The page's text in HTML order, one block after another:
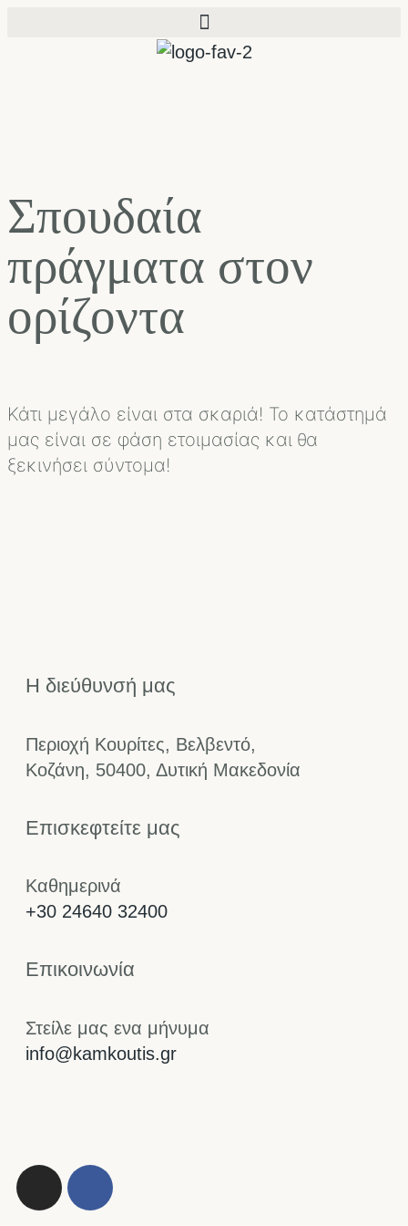
Σπουδαία
πράγματα στον
ορίζοντα
Κάτι μεγάλο είναι στα σκαριά! Το κατάστημά
μας είναι σε φάση ετοιμασίας και θα
ξεκινήσει σύντομα!
Η διεύθυνσή μας
Περιοχή Κουρίτες, Βελβεντό,
Κοζάνη, 50400, Δυτική Μακεδονία
Επισκεφτείτε μας
Καθημερινά
+30 24640 32400
Επικοινωνία
Στείλε μας ενα μήνυμα
info@kamkoutis.gr